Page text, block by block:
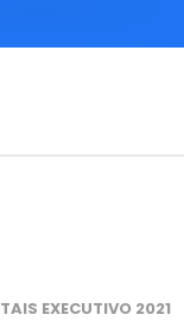
EXECUTIVO 2021